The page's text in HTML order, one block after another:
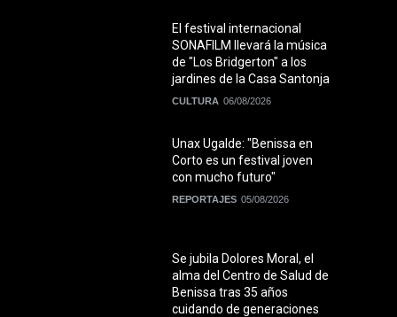
El festival internacional
SONAFILM llevará la música
de "Los Bridgerton" a los
jardines de la Casa Santonja
CULTURA 06/08/2026
Unax Ugalde: "Benissa en
Corto es un festival joven
con mucho futuro"
REPORTAJES 05/08/2026
Se jubila Dolores Moral, el
alma del Centro de Salud de
Benissa tras 35 años
cuidando de generaciones